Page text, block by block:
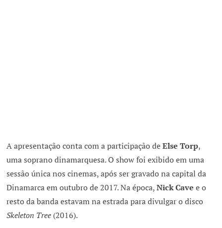
A apresentação conta com a participação deElse Torp,
uma soprano dinamarquesa. O show foi exibido em uma
sessão única nos cinemas, após ser gravado na capital da
Dinamarca em outubro de 2017. Na época,Nick Cave e o
resto da banda estavam na estrada para divulgar o disco
Skeleton Tree (2016).